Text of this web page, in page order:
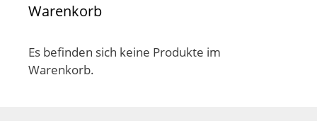
Warenkorb
Es befinden sich keine Produkte im
Warenkorb.